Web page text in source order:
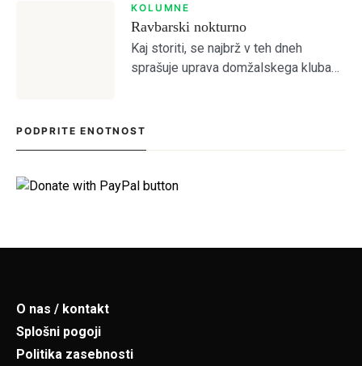
KOLUMNE
Ravbarski nokturno
Kaj storiti, se najbrž v teh dneh
sprašuje uprava domžalskega kluba
zelo zanima tamkajšnje sicer
PODPRITE ENOTNOST
O nas / kontakt
Splošni pogoji
Politika zasebnosti